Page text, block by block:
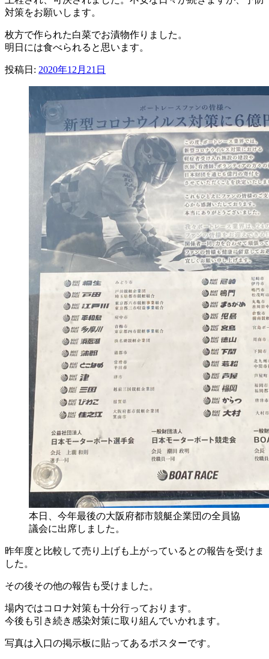
対策をお願いします。
枚方で作られた白菜でお漬物作りました。
明日には食べられると思います。
投稿日: 2020年12月21日
本日、今年最後の大阪府都市競艇企業団の全員協
議会に出席しました。
昨年度と比較して売り上げも上がっているとの報告を受けま
した。
その後その他の報告も受けました。
場内ではコロナ対策も十分行っております。
今後も引き続き感染対策に取り組んでいかれます。
写真は入口の掲示板に貼ってあるポスターです。